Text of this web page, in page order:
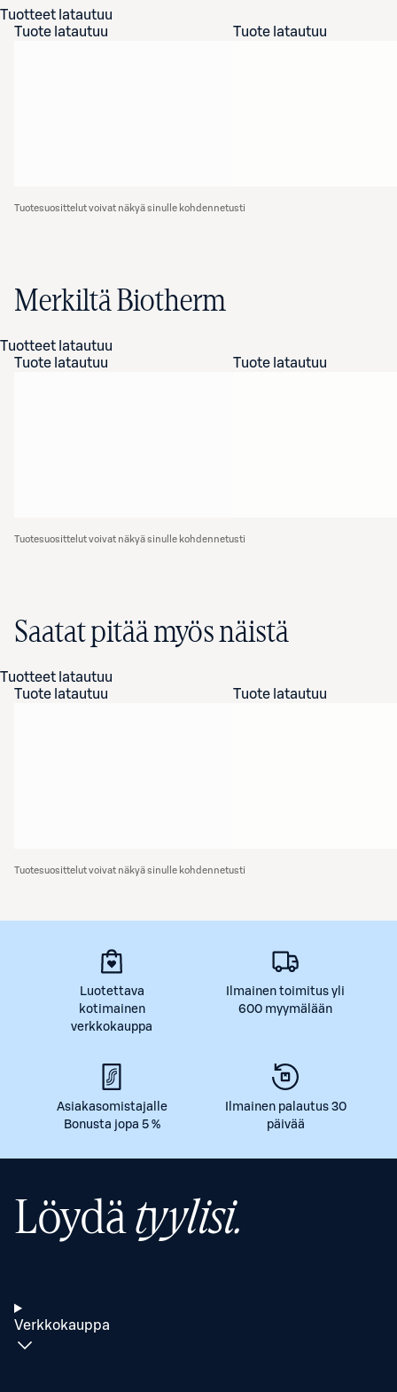
Tuotteet latautuu
Tuote latautuu
Tuote latautuu
Tuotesuosittelut voivat näkyä sinulle kohdennetusti
Merkiltä Biotherm
Tuotteet latautuu
Tuote latautuu
Tuote latautuu
Tuotesuosittelut voivat näkyä sinulle kohdennetusti
Saatat pitää myös näistä
Tuotteet latautuu
Tuote latautuu
Tuote latautuu
Tuotesuosittelut voivat näkyä sinulle kohdennetusti
Luotettava
kotimainen
verkkokauppa
Ilmainen toimitus yli
600 myymälään
Asiakasomistajalle
Bonusta jopa 5 %
Ilmainen palautus 30
päivää
Löydätyylisi.
Verkkokauppa